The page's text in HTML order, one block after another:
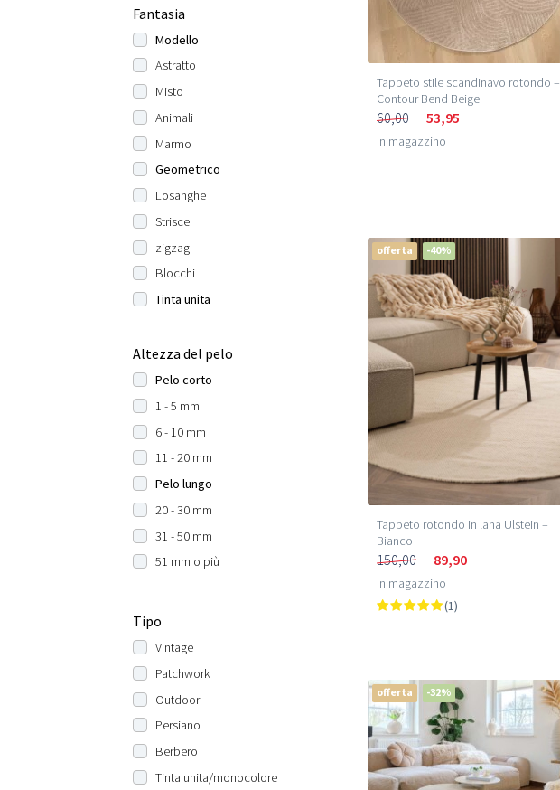
Fantasia
Modello
Astratto
Misto
Animali
Marmo
Geometrico
Losanghe
Strisce
zigzag
Blocchi
Tinta unita
Altezza del pelo
Pelo corto
1 - 5 mm
6 - 10 mm
11 - 20 mm
Pelo lungo
20 - 30 mm
31 - 50 mm
51 mm o più
Tipo
Vintage
Patchwork
Outdoor
Persiano
Berbero
Tinta unita/monocolore
Tappeto stile scandinavo rotondo –
Contour Bend Beige
60,00 53,95
In magazzino
offerta -40%
Tappeto rotondo in lana Ulstein –
Bianco
150,00 89,90
In magazzino
(1)
offerta -32%